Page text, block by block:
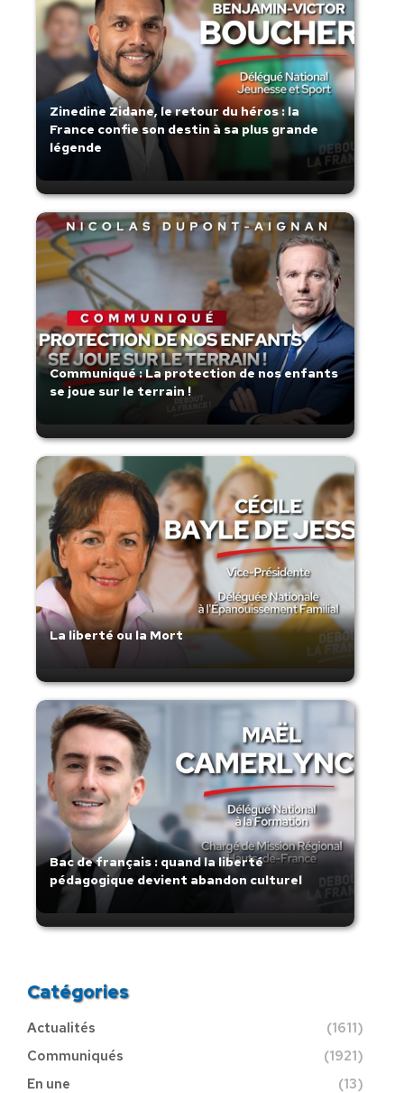
Zinedine Zidane, le retour du héros : la
France confie son destin à sa plus grande
légende
Communiqué : La protection de nos enfants
se joue sur le terrain !
La liberté ou la Mort
Bac de français : quand la liberté
pédagogique devient abandon culturel
Catégories
Actualités
(1611)
Communiqués
(1921)
En une
(13)